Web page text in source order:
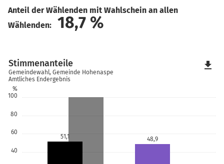
Anteil der Wählenden mit Wahlschein an allen
Wählenden:
18,7 %
40
60
80
100
%
51,1 48,9
Stimmenanteile
Gemeindewahl, Gemeinde Hohenaspe
Amtliches Endergebnis
file_download